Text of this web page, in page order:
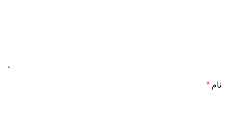
نام *